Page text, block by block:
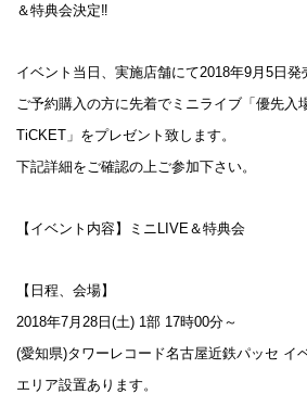
＆特典会決定‼︎
イベント当日、実施店舗にて2018年9月5日
ご予約購入の方に先着でミニライブ「優先入
TiCKET」をプレゼント致します。
下記詳細をご確認の上ご参加下さい。
【イベント内容】ミニLIVE＆特典会
【日程、会場】
2018年7月28日(土) 1部 17時00分～
(愛知県)タワーレコード名古屋近鉄パッセ イ
エリア設置あります。